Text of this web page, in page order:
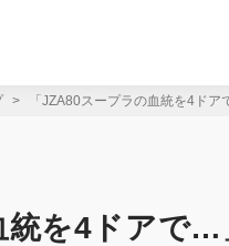
「JZA80スープラの血統を4ド
統を4ドアで